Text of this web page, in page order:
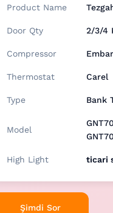
Product Name
Door Qty 2/3/4
Compressor
Thermostat Carel
Type Bank
Model
High Light ticari
Şimdi Sor